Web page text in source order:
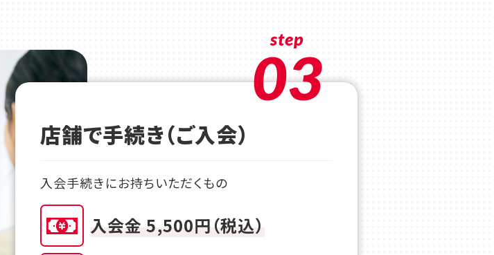
step
03
店舗で手続き（ご入会）
入会手続きにお持ちいただくもの
入会金 5,500円（税込）